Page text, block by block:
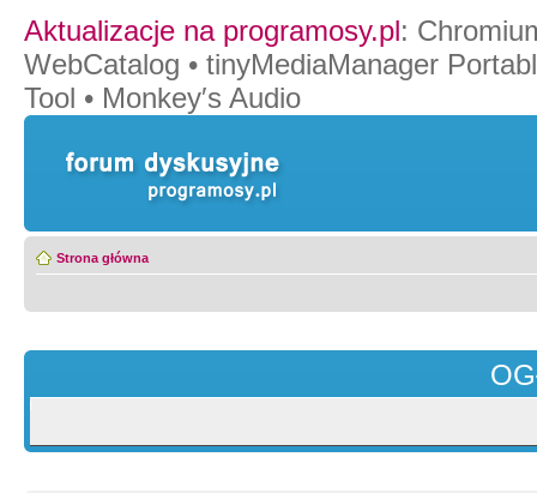
Aktualizacje na programosy.pl:
WebCatalog • tinyMediaManager
Tool • Monkey′s Audio
Strona główna